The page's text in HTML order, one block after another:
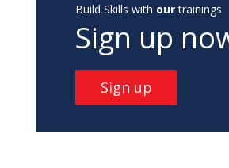
Build Skills with ourtrainings
Sign up
Sign up